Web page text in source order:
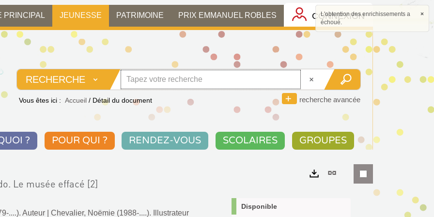
PRINCIPAL JEUNESSE PATRIMOINE PRIX EMMANUEL ROBLES CONNEXION
RECHERCHE
recherche avancée
Vous êtes ici : Accueil / Détail du document
? POUR QUI ? RENDEZ-VOUS SCOLAIRES GROUPES
Le musée effacé [2]
....). Auteur
Chevalier, Noëmie (1988-....). Illustrateur
Lien
permanent
Disponible
×
L'obtention des enrichissements a
échoué.